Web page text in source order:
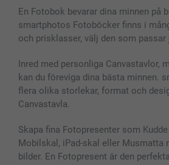
Skal till Mobil & Surfplatta
MyNameBook
Fotoramar & Tillbehör
Presentkort
Alla fotoprodukter
Sitemap
Villkor och garantier
smartbonus
Priser & betalning
En Fotobok bevarar dina minnen på
smartphotos Fotoböcker finns i
och prisklasser, välj den som passar
Inred med personliga Canvastavlor,
kan du föreviga dina bästa minnen.
flera olika storlekar, format och
Canvastavla.
Skapa fina Fotopresenter som
Mobilskal, iPad-skal eller Musmatta
bilder. En Fotopresent är den